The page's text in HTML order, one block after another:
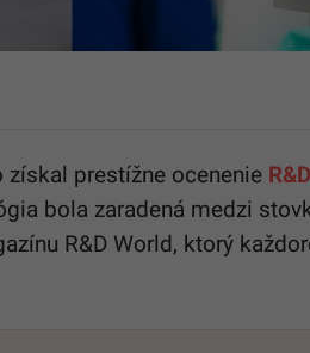
prestížne ocenenie
bola zaradená medzi
R&D World, ktorý